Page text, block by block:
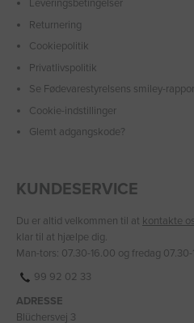
Leveringsbetingelser
Returnering
Cookiepolitik
Privatlivspolitik
Se Fødevarestyrelsens smiley-
Cookie-indstillinger
Glemt adgangskode?
KUNDESERVICE
Du er altid velkommen til at kontakte os
klar til at hjælpe dig.
Man-tors: 07.30-16.00 og fredag 07.30-
99 92 02 33
ADRESSE
Blüchersvej 3